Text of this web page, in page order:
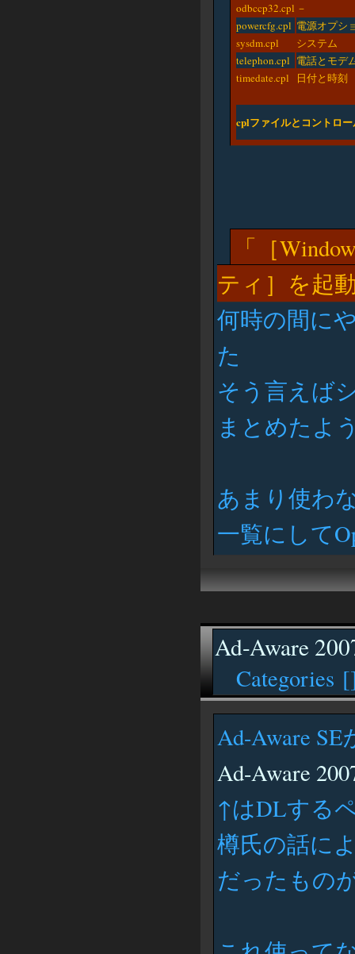
odbccp32.cpl －
powercfg.cpl 電源オプシ
sysdm.cpl
システム
telephon.cpl 電話とモデ
timedate.cpl
日付と時刻
cplファイルとコントロ
［
ティ］を起
何時の間に
た
そう言えば
まとめたよ
あまり使わ
一覧にして
Ad-Aware
Categories [
Ad-Aware
Ad-Aware
↑はDLする
樽氏の話に
だったもの